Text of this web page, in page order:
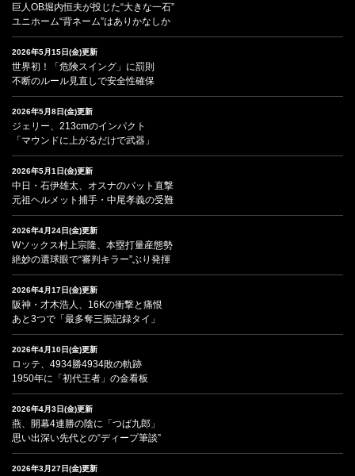
巨人OB堀内恒夫が投じた“大きな一石”
ユニホーム“背ネーム”はありかなしか
2026年5月15日(金)更新
世界初！「危険スイング」に罰則
不断のルール見直しで安全性確保
2026年5月8日(金)更新
ジェリー、213cmのインパクト
「マウンドに上がるだけで武器」
2026年5月1日(金)更新
中日・石伊雄太、オスナのバット直撃
元祖ヘルメット捕手・中尾孝義の受難
2026年4月24日(金)更新
Wソックス村上宗隆、本塁打量産態勢
絶妙の選球眼で“審判キラー”ぶり発揮
2026年4月17日(金)更新
阪神・才木浩人、16Kの衝撃と痛恨
あと3つで「最多奪三振記録タイ」
2026年4月10日(金)更新
ロッテ、4934勝4934敗の軌跡
1950年に「初代王者」の金看板
2026年4月3日(金)更新
燕、開幕4連勝の陰に「つば九郎」
思い出深い先代との“ディープ筆談”
2026年3月27日(金)更新